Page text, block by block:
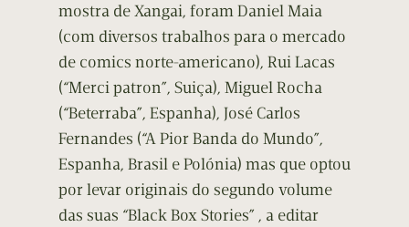
mostra de Xangai, foram Daniel Maia
(com diversos trabalhos para o mercado
de comics norte-americano), Rui Lacas
(“Merci patron”, Suiça), Miguel Rocha
(“Beterraba”, Espanha), José Carlos
Fernandes (“A Pior Banda do Mundo”,
Espanha, Brasil e Polónia) mas que optou
por levar originais do segundo volume
das suas “Black Box Stories” , a editar